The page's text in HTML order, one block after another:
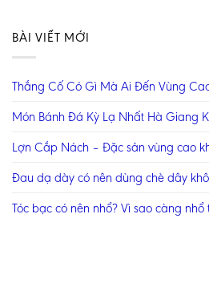
BÀI VIẾT MỚI
Thắng Cố Có Gì Mà Ai Đến Vùng
Món Bánh Đá Kỳ Lạ Nhất Hà Giang
Lợn Cắp Nách – Đặc sản vùng cao
Đau dạ dày có nên dùng chè dây
Tóc bạc có nên nhổ? Vì sao càng